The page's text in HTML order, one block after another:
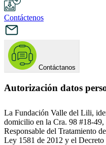
Contáctenos
Contáctanos
Autorización datos
La Fundación Valle del Lili,
domicilio en la Cra. 98 #18-
Responsable del Tratamiento
Ley 1581 de 2012 y el Decreto